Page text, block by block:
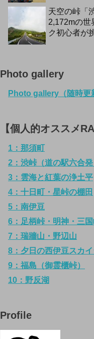
天空の峠「
2,172mの世
ク初心者が
Photo gallery
Photo gallery（随時更
【個人的オススメ
1：那須町
2：渋峠（道の駅六合発
3：雲海と紅葉の浄土平
4：十日町・星峠の棚田
5：南伊豆
6：足柄峠・明神・三
7：瑞牆山・野辺山
8：夕日の西伊豆スカ
9：福島（御霊櫃峠）
10：野反湖
Profile